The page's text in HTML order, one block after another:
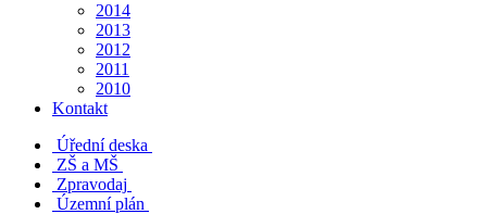
2014
2013
2012
2011
2010
Kontakt
Úřední deska
ZŠ a MŠ
Zpravodaj
Územní plán